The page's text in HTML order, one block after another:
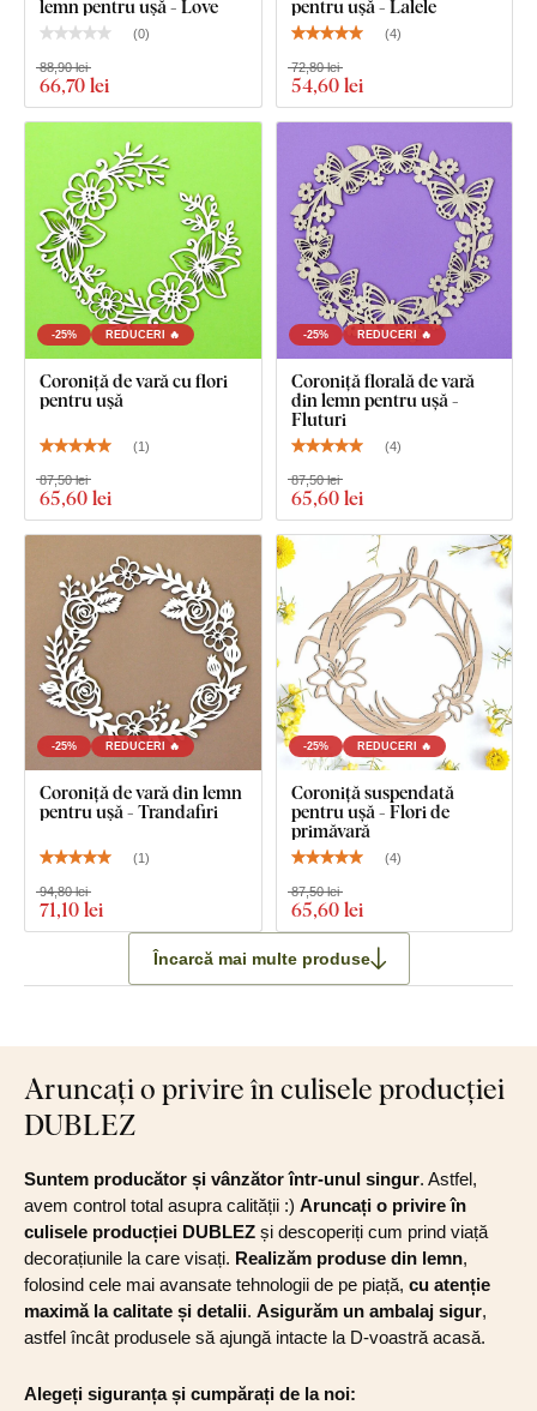
lemn pentru ușă - Love
(0)
66,70 lei
88,90 lei
pentru ușă - Lalele
(4)
54,60 lei
72,80 lei
-25% REDUCERI 🔥
Coroniță de vară cu flori
pentru ușă
(1)
65,60 lei
87,50 lei
-25% REDUCERI 🔥
Coroniță florală de vară
din lemn pentru ușă -
Fluturi
(4)
65,60 lei
87,50 lei
-25% REDUCERI 🔥
Coroniță de vară din lemn
pentru ușă - Trandafiri
(1)
71,10 lei
94,80 lei
-25% REDUCERI 🔥
Coroniță suspendată
pentru ușă - Flori de
primăvară
(4)
65,60 lei
87,50 lei
Încarcă mai multe produse
Aruncați o privire în culisele producției
DUBLEZ
Suntem producător și vânzător într-unul singur. Astfel,
avem control total asupra calității :) Aruncați o privire în
culisele producției DUBLEZ și descoperiți cum prind viață
decorațiunile la care visați. Realizăm produse din lemn,
folosind cele mai avansate tehnologii de pe piață, cu atenție
maximă la calitate și detalii. Asigurăm un ambalaj sigur,
astfel încât produsele să ajungă intacte la D-voastră acasă.
Alegeți siguranța și cumpărați de la noi: